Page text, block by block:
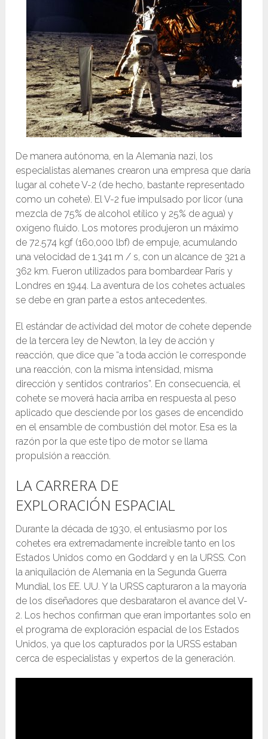
De manera autónoma, en la Alemania nazi, los
especialistas alemanes crearon una empresa que daría
lugar al cohete V-2 (de hecho, bastante representado
como un cohete). El V-2 fue impulsado por licor (una
mezcla de 75% de alcohol etílico y 25% de agua) y
oxígeno fluido. Los motores produjeron un máximo
de 72.574 kgf (160,000 lbf) de empuje, acumulando
una velocidad de 1.341 m / s, con un alcance de 321 a
362 km. Fueron utilizados para bombardear París y
Londres en 1944. La aventura de los cohetes actuales
se debe en gran parte a estos antecedentes.
El estándar de actividad del motor de cohete depende
de la tercera ley de Newton, la ley de acción y
reacción, que dice que “a toda acción le corresponde
una reacción, con la misma intensidad, misma
dirección y sentidos contrarios”. En consecuencia, el
cohete se moverá hacia arriba en respuesta al peso
aplicado que desciende por los gases de encendido
en el ensamble de combustión del motor. Esa es la
razón por la que este tipo de motor se llama
propulsión a reacción.
LA CARRERA DE
EXPLORACIÓN ESPACIAL
Durante la década de 1930, el entusiasmo por los
cohetes era extremadamente increíble tanto en los
Estados Unidos como en Goddard y en la URSS. Con
la aniquilación de Alemania en la Segunda Guerra
Mundial, los EE. UU. Y la URSS capturaron a la mayoría
de los diseñadores que desbarataron el avance del V-
2. Los hechos confirman que eran importantes solo en
el programa de exploración espacial de los Estados
Unidos, ya que los capturados por la URSS estaban
cerca de especialistas y expertos de la generación.